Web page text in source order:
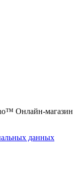
Онлайн-магазин
данных